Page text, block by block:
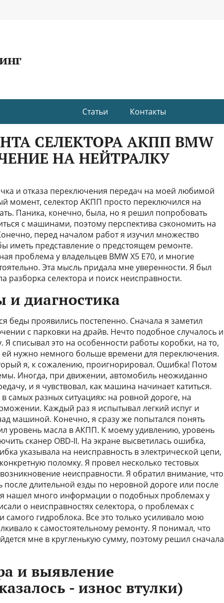
Статьи Контакты
СЕЛЕКТОРА АКПП BMW
НА НЕЙТРАЛКУ
и отказа переключения передач на моей любимой
момент, селектор АКПП просто переключился на
Паника, конечно, была, но я решил попробовать
с машинами, поэтому перспектива сэкономить на
перед началом работ я изучил множество
иметь представление о предстоящем ремонте.
проблема у владельцев BMW X5 E70, и многие
Эта мысль придала мне уверенности. Я был
разборка селектора и поиск неисправности.
диагностика
проявились постепенно. Сначала я заметил
с парковки на драйв. Нечто подобное случалось и
списывал это на особенности работы коробки, на то,
нужно немного больше времени для переключения.
я, к сожалению, проигнорировал. Ошибка! Потом
Иногда, при движении, автомобиль неожиданно
и я чувствовал, как машина начинает катиться.
самых разных ситуациях: на ровной дороге, на
Каждый раз я испытывал легкий испуг и
машиной. Конечно, я сразу же попытался понять
уровень масла в АКПП. К моему удивлению, уровень
сканер OBD-II. На экране высветилась ошибка,
указывала на неисправность в электрической цепи,
поломку. Я провел несколько тестовых
неисправности. Я обратил внимание, что
длительной езды по неровной дороге или после
нашел много информации о подобных проблемах у
о неисправностях селектора, о проблемах с
гидроблока. Все это только усиливало мою
к самостоятельному ремонту. Я понимал, что
мне в кругленькую сумму, поэтому решил сначала
и выявление
- износ втулки)